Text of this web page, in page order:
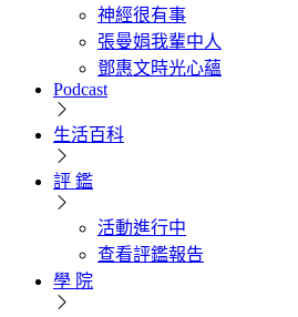
神經很有事
張曼娟我輩中人
鄧惠文時光心蘊
Podcast
生活百科
評 鑑
活動進行中
查看評鑑報告
學 院